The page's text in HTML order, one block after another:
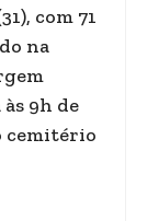
com 71
na
9h de
cemitério